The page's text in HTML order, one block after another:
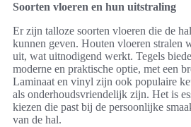
Soorten vloeren en hun uitstraling
Er zijn talloze soorten vloeren die de
kunnen geven. Houten vloeren stralen
uit, wat uitnodigend werkt. Tegels
moderne en praktische optie, met een
Laminaat en vinyl zijn ook populaire
als onderhoudsvriendelijk zijn. Het is
kiezen die past bij de persoonlijke
van de hal.